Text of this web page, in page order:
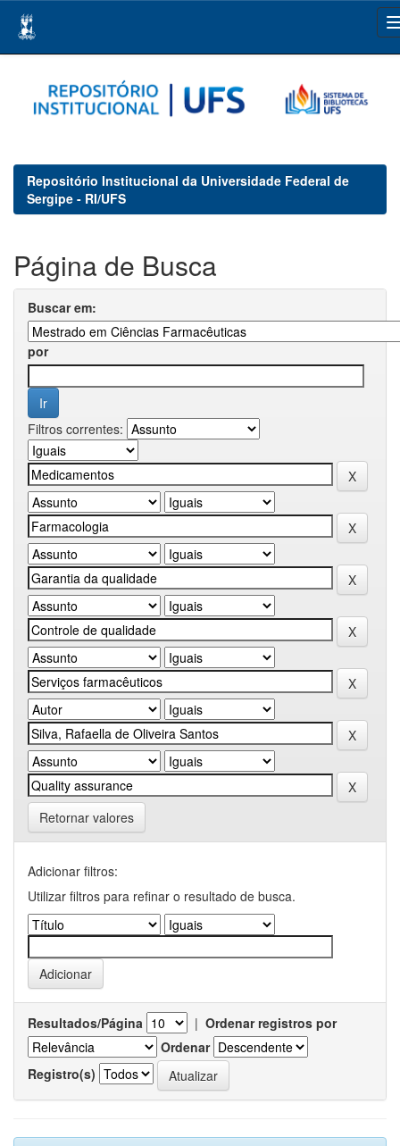
navigation
Repositório Institucional da Universidade Federal de
Sergipe - RI/UFS
Página de Busca
Buscar em:
por
Filtros correntes:
Retornar valores
Adicionar filtros:
Utilizar filtros para refinar o resultado de busca.
Resultados/Página | Ordenar registros por
Ordenar
Registro(s)